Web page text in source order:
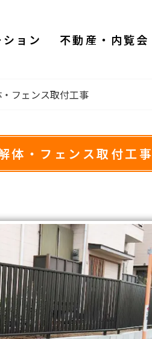
ョン 不動産・内覧会
フェンス取付工事
・フェンス取付工事